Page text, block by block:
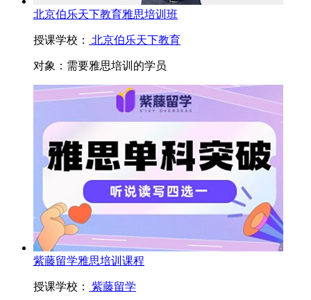
北京伯乐天下教育雅思培训班
授课学校： 北京伯乐天下教育
对象： 需要雅思培训的学员
紫藤留学雅思培训课程
授课学校： 紫藤留学